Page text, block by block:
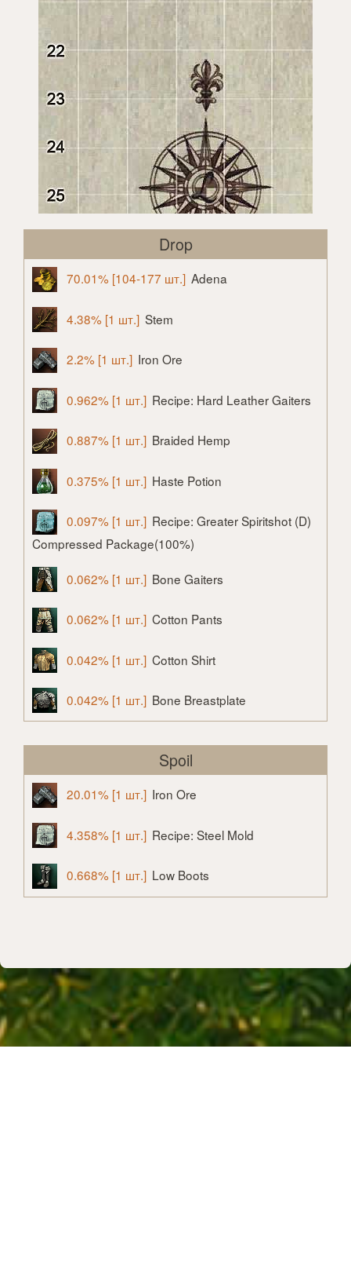
Drop
70.01% [104-177 шт.] Adena
4.38% [1 шт.] Stem
2.2% [1 шт.] Iron Ore
0.962% [1 шт.] Recipe: Hard Leather Gaiters
0.887% [1 шт.] Braided Hemp
0.375% [1 шт.] Haste Potion
0.097% [1 шт.] Recipe: Greater Spiritshot (D)
Compressed Package(100%)
0.062% [1 шт.] Bone Gaiters
0.062% [1 шт.] Cotton Pants
0.042% [1 шт.] Cotton Shirt
0.042% [1 шт.] Bone Breastplate
Spoil
20.01% [1 шт.] Iron Ore
4.358% [1 шт.] Recipe: Steel Mold
0.668% [1 шт.] Low Boots